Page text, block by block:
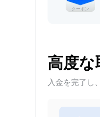
クーポン
高度な
入金を完了し、